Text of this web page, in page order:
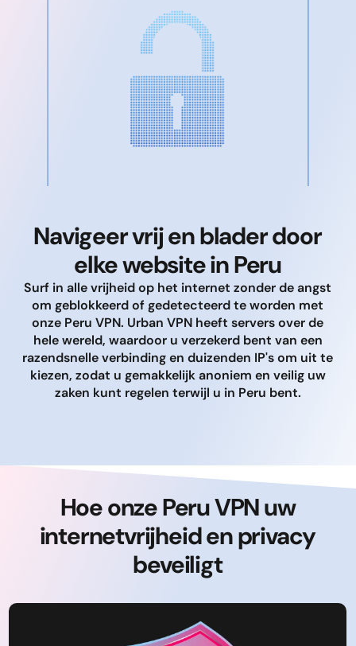
Navigeer vrij en blader door
elke website in Peru
Surf in alle vrijheid op het internet zonder de angst
om geblokkeerd of gedetecteerd te worden met
onze Peru VPN. Urban VPN heeft servers over de
hele wereld, waardoor u verzekerd bent van een
razendsnelle verbinding en duizenden IP's om uit te
kiezen, zodat u gemakkelijk anoniem en veilig uw
zaken kunt regelen terwijl u in Peru bent.
Hoe onze Peru VPN uw
internetvrijheid en privacy
beveiligt